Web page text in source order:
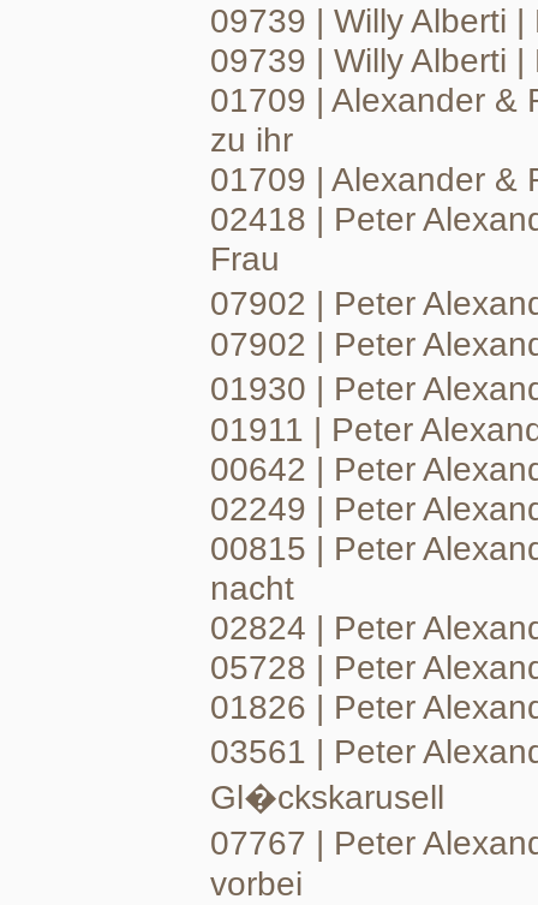
09739 | Willy Alberti |
09739 | Willy Alberti
01709 | Alexander &
zu ihr
01709 | Alexander &
02418 | Peter
Frau
07902 | Peter
07902 | Peter
01930 | Peter
01911 | Peter
00642 | Peter
02249 | Peter
00815 | Peter
nacht
02824 | Peter
05728 | Peter
01826 | Peter
03561 | Peter
Gl�ckskarusell
07767 | Peter
vorbei